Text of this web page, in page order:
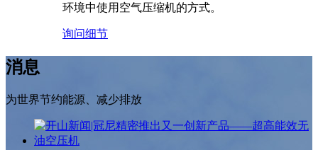
环境中使用空气压缩机的方式。
询问细节
消息
为世界节约能源、减少排放